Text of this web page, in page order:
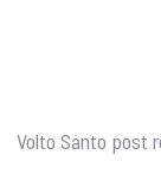
Volto Santo post